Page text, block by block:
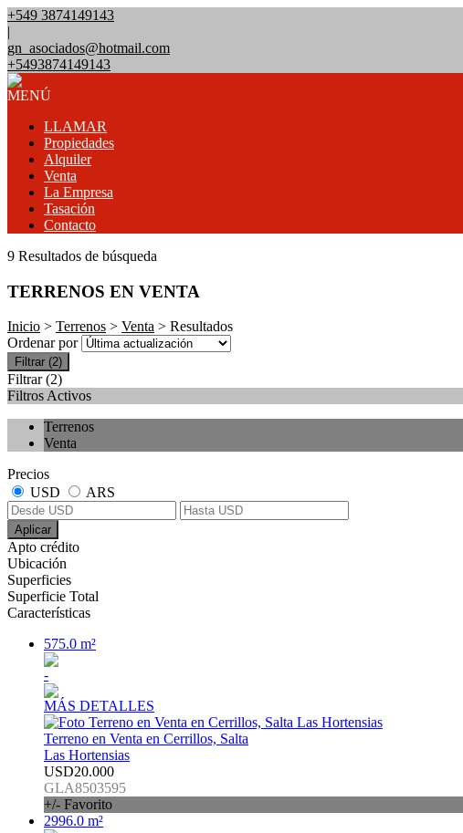
+549 3874149143
|
gn_asociados@hotmail.com
+5493874149143
MENÚ
LLAMAR
Propiedades
Alquiler
Venta
La Empresa
Tasación
Contacto
9 Resultados de búsqueda
TERRENOS EN VENTA
Inicio > Terrenos > Venta > Resultados
Ordenar por
Filtrar (2)
Filtrar (2)
Filtros Activos
Terrenos
Venta
Precios
USD
ARS
Aplicar
Apto crédito
Ubicación
Superficies
Superficie Total
Características
575.0 m²
-
MÁS DETALLES
Terreno en Venta en Cerrillos, Salta
Las Hortensias
USD20.000
GLA8503595
+/- Favorito
2996.0 m²